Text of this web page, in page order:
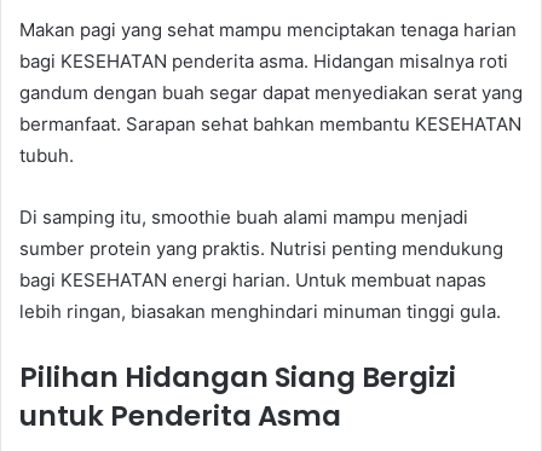
Makan pagi yang sehat mampu menciptakan tenaga harian
bagi KESEHATAN penderita asma. Hidangan misalnya roti
gandum dengan buah segar dapat menyediakan serat yang
bermanfaat. Sarapan sehat bahkan membantu KESEHATAN
tubuh.
Di samping itu, smoothie buah alami mampu menjadi
sumber protein yang praktis. Nutrisi penting mendukung
bagi KESEHATAN energi harian. Untuk membuat napas
lebih ringan, biasakan menghindari minuman tinggi gula.
Pilihan Hidangan Siang Bergizi
untuk Penderita Asma